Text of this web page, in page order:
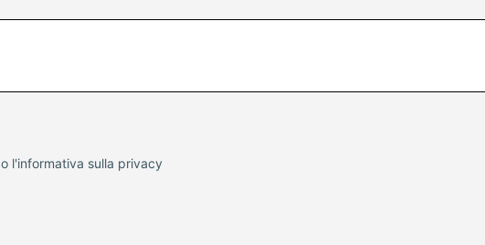
l'informativa sulla privacy